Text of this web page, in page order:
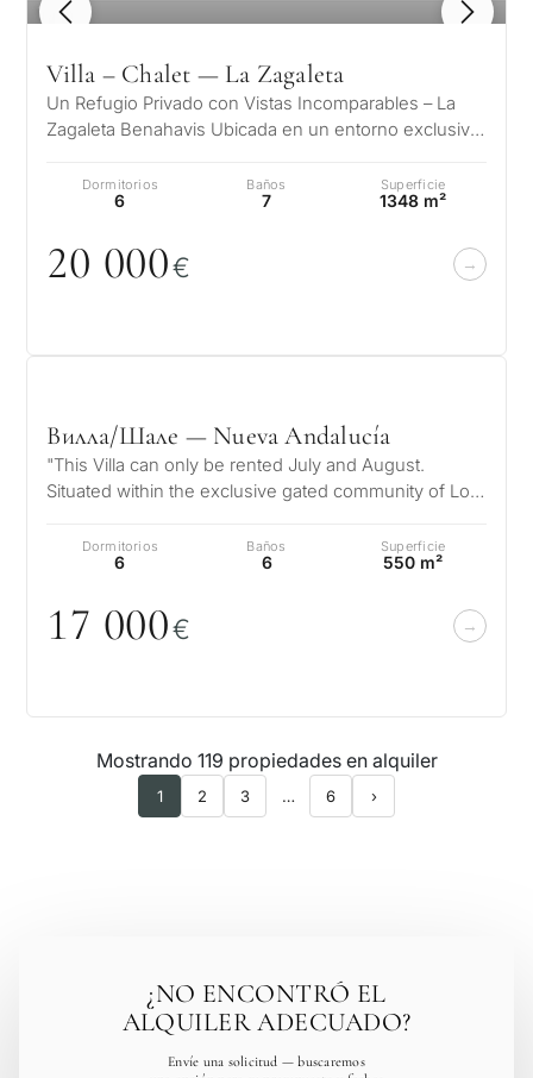
1 / 8
Villa – Chalet — La Zagaleta
Un Refugio Privado con Vistas Incomparables – La
Zagaleta Benahavis Ubicada en un entorno exclusivo
Dormitorios
6
Baños
7
Superficie
1348 m²
20 000€
Вилла/Шале — Nueva Andalucía
"This Villa can only be rented July and August.
Situated within the exclusive gated community of Los
Dormitorios
6
Baños
6
Superficie
550 m²
17 000€
Mostrando 119 propiedades en alquiler
1 2 3 … 6 ›
¿NO ENCONTRÓ EL
ALQUILER ADECUADO?
Envíe una solicitud — buscaremos